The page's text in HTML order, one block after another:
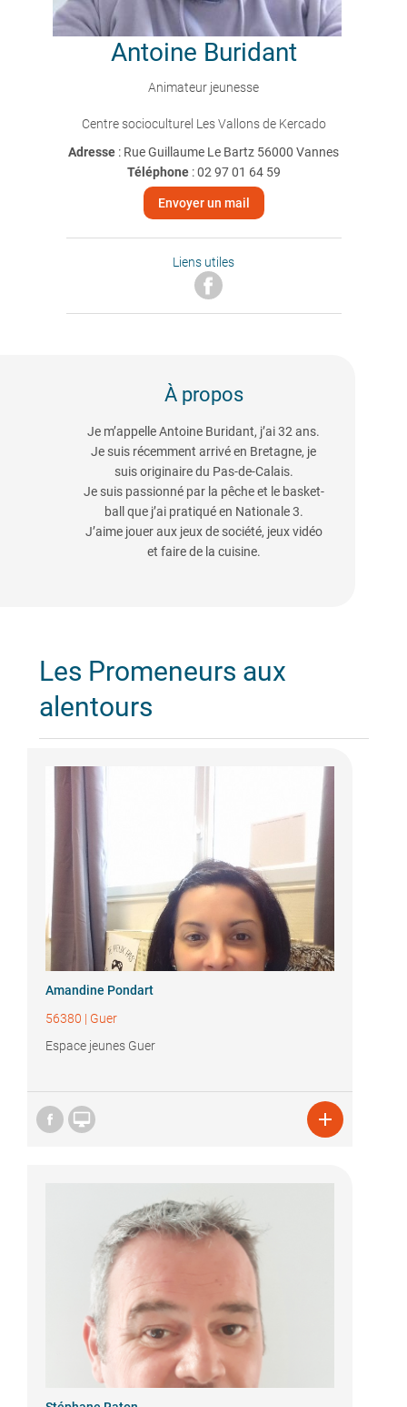
Antoine Buridant
Animateur jeunesse
Centre socioculturel Les Vallons de Kercado
Adresse : Rue Guillaume Le Bartz 56000 Vannes
Téléphone:02 97 01 64 59
Envoyer un mail
Liens utiles
À propos
Je m’appelle Antoine Buridant, j’ai 32 ans.
Je suis récemment arrivé en Bretagne, je
suis originaire du Pas-de-Calais.
Je suis passionné par la pêche et le basket-
ball que j’ai pratiqué en Nationale 3.
J’aime jouer aux jeux de société, jeux vidéo
et faire de la cuisine.
Les Promeneurs aux
alentours
Amandine Pondart
56380 | Guer
Espace jeunes Guer
 